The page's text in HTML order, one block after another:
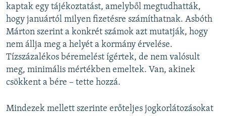
kaptak egy tájékoztatást, amelyből megtudhatták,
hogy januártól milyen fizetésre számíthatnak. Asbóth
Márton szerint a konkrét számok azt mutatják, hogy
nem állja meg a helyét a kormány érvelése.
Tízszázalékos béremelést ígértek, de nem valósult
meg, minimális mértékben emeltek. Van, akinek
csökkent a bére – tette hozzá.
Mindezek mellett szerinte erőteljes jogkorlátozásokat